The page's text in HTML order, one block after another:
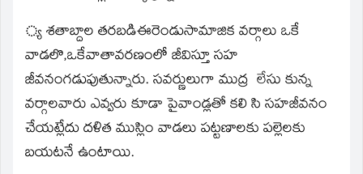
్య శతాబ్దాల తరబడిఈరెండుసామాజిక వర్గాలు ఒకే
వాడలొ,ఒకేవాతావరణంలో జీవిస్తూ సహ
జీవనంగడుపుతున్నారు. సవర్ణులుగా ముద్ర లేసు కున్న
వర్గాలవారు ఎవ్వరు కూడా పైవాండ్లతో కలి సి సహజీవనం
చేయట్లేదు దళిత ముస్లిం వాడలు పట్టణాలకు పల్లెలకు
బయటనే ఉంటాయి.